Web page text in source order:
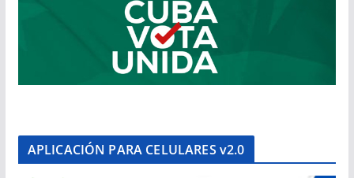
APLICACIÓN PARA CELULARES v2.0